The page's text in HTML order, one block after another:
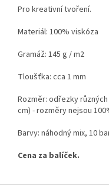
Pro kreativní tvoření.
Materiál: 100% viskóza
Gramáž: 145 g / m2
Tloušťka: cca 1 mm
Rozměr: odřezky
cm) - rozměry nejsou
Barvy: náhodný mix, 10
Cena za balíček.